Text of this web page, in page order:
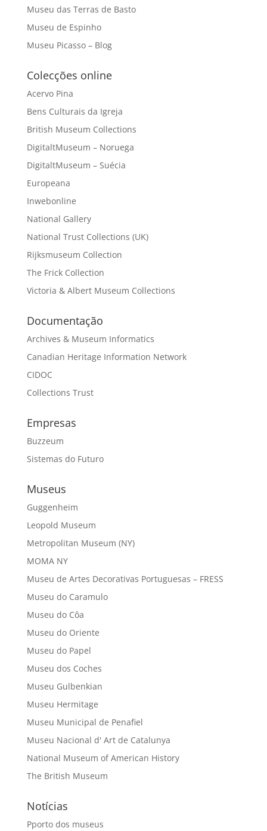
Museu das Terras de Basto
Museu de Espinho
Museu Picasso – Blog
Colecções online
Acervo Pina
Bens Culturais da Igreja
British Museum Collections
DigitaltMuseum – Noruega
DigitaltMuseum – Suécia
Europeana
Inwebonline
National Gallery
National Trust Collections (UK)
Rijksmuseum Collection
The Frick Collection
Victoria & Albert Museum Collections
Documentação
Archives & Museum Informatics
Canadian Heritage Information Network
CIDOC
Collections Trust
Empresas
Buzzeum
Sistemas do Futuro
Museus
Guggenheim
Leopold Museum
Metropolitan Museum (NY)
MOMA NY
Museu de Artes Decorativas Portuguesas – FRESS
Museu do Caramulo
Museu do Côa
Museu do Oriente
Museu do Papel
Museu dos Coches
Museu Gulbenkian
Museu Hermitage
Museu Municipal de Penafiel
Museu Nacional d' Art de Catalunya
National Museum of American History
The British Museum
Notícias
Pporto dos museus